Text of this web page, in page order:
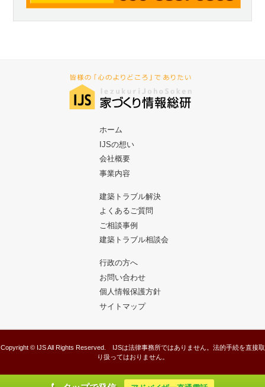
ホーム
IJSの想い
会社概要
事業内容
建築トラブル解決
よくあるご質問
ご相談事例
建築トラブル相談会
行政の方へ
お問い合わせ
個人情報保護方針
サイトマップ
Copyright © IJS All Rights Reserved. IJSは法律事務所ではありません。法的手続を直接取
り扱ってはおりません。